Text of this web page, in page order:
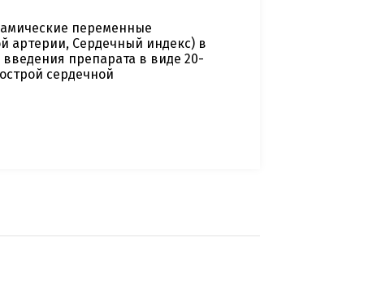
переменные
артерии, Сердечный индекс) в
препарата в виде 20-
сердечной